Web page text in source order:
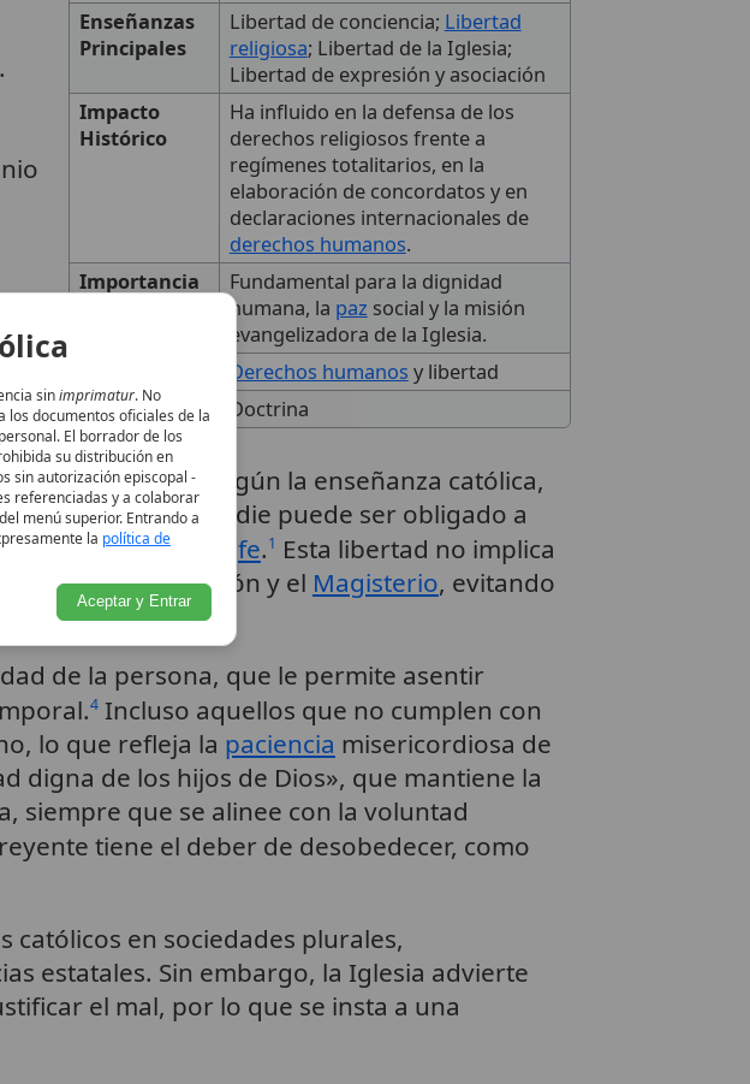
Enseñanzas
Principales
Libertad de conciencia; Libertad
religiosa; Libertad de la Iglesia;
Libertad de expresión y asociación
Impacto
Histórico
Ha influido en la defensa de los
derechos religiosos frente a
regímenes totalitarios, en la
elaboración de concordatos y en
declaraciones internacionales de
derechos humanos.
Importancia
Fundamental para la dignidad
humana, la paz social y la misión
evangelizadora de la Iglesia.
Derechos humanos y libertad
Tipo
Doctrina
externas. Según la enseñanza católica,
con Dios, y nadie puede ser obligado a
en temas de fe.1 Esta libertad no implica
a la Revelación y el Magisterio, evitando
de la persona, que le permite asentir
4Incluso aquellos que no cumplen con
lo que refleja la paciencia misericordiosa de
digna de los hijos de Dios», que mantiene la
siempre que se alinee con la voluntad
tiene el deber de desobedecer, como
católicos en sociedades plurales,
estatales. Sin embargo, la Iglesia advierte
el mal, por lo que se insta a una
sinimprimatur. No
los documentos oficiales de la
El borrador de los
su distribución en
sin autorización episcopal -
referenciadas y a colaborar
menú superior. Entrando a
la política de
Aceptar y Entrar